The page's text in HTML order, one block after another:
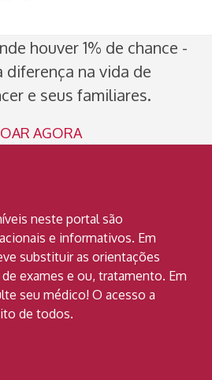
houver 1% de chance -
diferença na vida de
e seus familiares.
AGORA
neste portal são
e informativos. Em
substituir as orientações
exames e ou, tratamento. Em
seu médico! O acesso a
de todos.